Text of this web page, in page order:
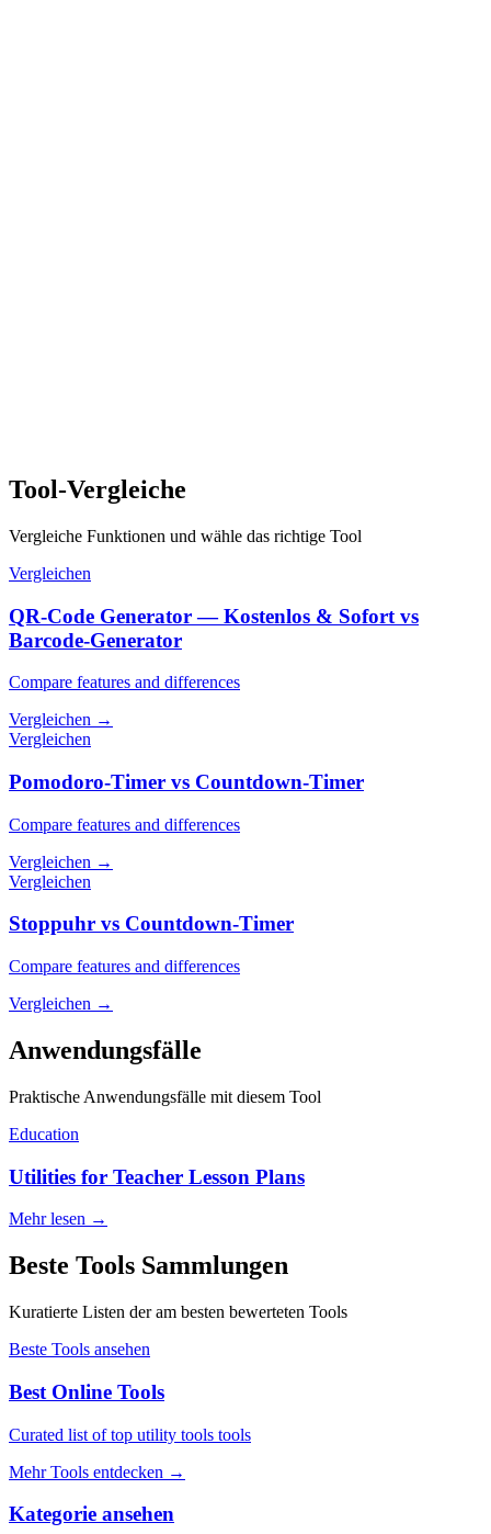
Tool-Vergleiche
Vergleiche Funktionen und wähle das richtige Tool
Vergleichen
QR-Code Generator — Kostenlos & Sofort vs
Barcode-Generator
Compare features and differences
Vergleichen →
Vergleichen
Pomodoro-Timer vs Countdown-Timer
Compare features and differences
Vergleichen →
Vergleichen
Stoppuhr vs Countdown-Timer
Compare features and differences
Vergleichen →
Anwendungsfälle
Praktische Anwendungsfälle mit diesem Tool
Education
Utilities for Teacher Lesson Plans
Mehr lesen →
Beste Tools Sammlungen
Kuratierte Listen der am besten bewerteten Tools
Beste Tools ansehen
Best Online Tools
Curated list of top utility tools tools
Mehr Tools entdecken →
Kategorie ansehen